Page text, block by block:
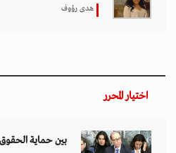
هدى رؤوف
اختيار المحرر
بين حماية